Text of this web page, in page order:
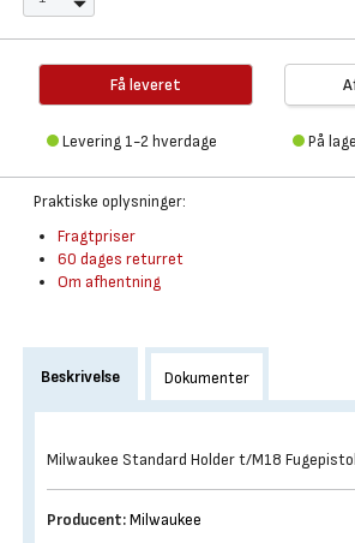
Få leveret
Levering 1-2 hverdage På
Praktiske oplysninger:
Fragtpriser
60 dages returret
Om afhentning
Beskrivelse Dokumenter
Milwaukee Standard Holder t/M18 Fugepistol
Producent:Milwaukee